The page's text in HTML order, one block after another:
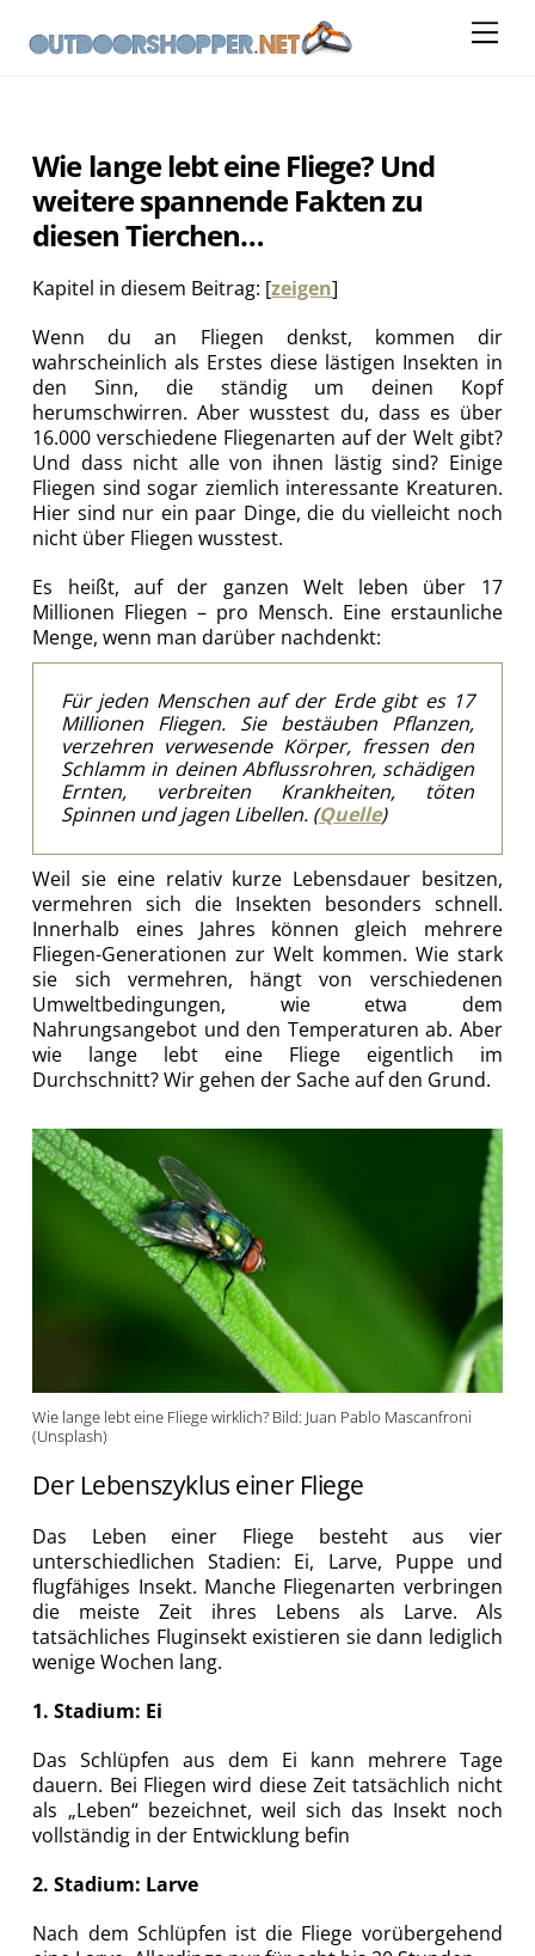
content
Wie lange lebt eine Fliege? Und
weitere spannende Fakten zu
diesen Tierchen…
Kapitel in diesem Beitrag: [zeigen]
Wenn du an Fliegen denkst, kommen dir
wahrscheinlich als Erstes diese lästigen Insekten in
den Sinn, die ständig um deinen Kopf
herumschwirren. Aber wusstest du, dass es über
16.000 verschiedene Fliegenarten auf der Welt gibt?
Und dass nicht alle von ihnen lästig sind? Einige
Fliegen sind sogar ziemlich interessante Kreaturen.
Hier sind nur ein paar Dinge, die du vielleicht noch
nicht über Fliegen wusstest.
Es heißt, auf der ganzen Welt leben über 17
Millionen Fliegen – pro Mensch. Eine erstaunliche
Menge, wenn man darüber nachdenkt:
Für jeden Menschen auf der Erde gibt es 17
Millionen Fliegen. Sie bestäuben Pflanzen,
verzehren verwesende Körper, fressen den
Schlamm in deinen Abflussrohren, schädigen
Ernten, verbreiten Krankheiten, töten
Spinnen und jagen Libellen. (Quelle)
Weil sie eine relativ kurze Lebensdauer besitzen,
vermehren sich die Insekten besonders schnell.
Innerhalb eines Jahres können gleich mehrere
Fliegen-Generationen zur Welt kommen. Wie stark
sie sich vermehren, hängt von verschiedenen
Umweltbedingungen, wie etwa dem
Nahrungsangebot und den Temperaturen ab. Aber
wie lange lebt eine Fliege eigentlich im
Durchschnitt? Wir gehen der Sache auf den Grund.
Wie lange lebt eine Fliege wirklich? Bild: Juan Pablo Mascanfroni
(Unsplash)
Der Lebenszyklus einer Fliege
Das Leben einer Fliege besteht aus vier
unterschiedlichen Stadien: Ei, Larve, Puppe und
flugfähiges Insekt. Manche Fliegenarten verbringen
die meiste Zeit ihres Lebens als Larve. Als
tatsächliches Fluginsekt existieren sie dann lediglich
wenige Wochen lang.
1. Stadium: Ei
Das Schlüpfen aus dem Ei kann mehrere Tage
dauern. Bei Fliegen wird diese Zeit tatsächlich nicht
als „Leben“ bezeichnet, weil sich das Insekt noch
vollständig in der Entwicklung befin
2. Stadium: Larve
Nach dem Schlüpfen ist die Fliege vorübergehend